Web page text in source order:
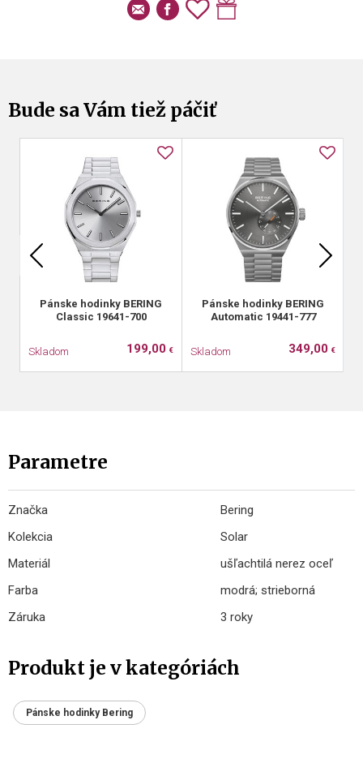
Bude sa Vám tiež páčiť
Pánske hodinky BERING
Classic 19641-700
Skladom 199,00 €
Pánske hodinky BERING
Automatic 19441-777
Skladom 349,00 €
Parametre
Značka
Bering
Kolekcia
Solar
Materiál
ušľachtilá nerez oceľ
Farba
modrá; strieborná
Záruka
3 roky
Produkt je v kategóriách
Pánske hodinky Bering